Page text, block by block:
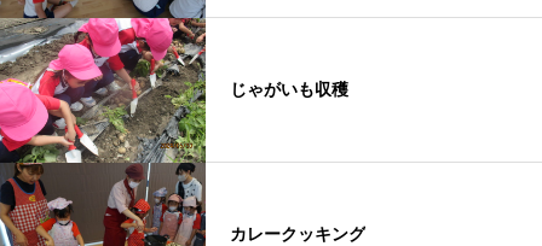
じゃがいも収穫
カレークッキング